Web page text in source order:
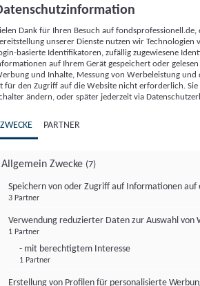
Inhalte, Messung von Werbeleistung
Inhalten sowie Zielgruppenforschung.
ähnliche Online-Kennungen (z. B. login-
generierte Kennungen,
können zusammen mit anderen
und Browserinformationen,
unterstützte Technologien usw.) auf
oder von dort ausgelesen werden, um es
wenn es eine App oder einer Webseite
einen oder mehrere der hier aufgeführten
Dank für Ihren Besuch auf
unserer Dienste nutzen wir Technologien
basierte Identifikatoren, zufällig zugewiesene
auf Ihrem Gerät gespeichert oder
und Inhalte, Messung von Werbeleistung
für den Zugriff auf die Website nicht erforderlich.
ändern, oder später jederzeit via
ZWECKE PARTNER
Allgemein Zwecke (7)
Speichern von oder Zugriff auf Informationen auf
3 Partner
Verwendung reduzierter Daten zur Auswahl von
1 Partner
- mit berechtigtem Interesse
1 Partner
Erstellung von Profilen für personalisierte